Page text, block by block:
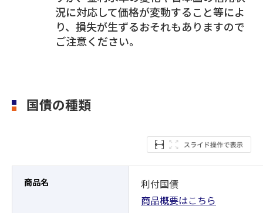
況に対応して価格が変動すること等によ
り、損失が生ずるおそれもありますので
ご注意ください。
国債の種類
商品名
利付国債
商品概要はこちら